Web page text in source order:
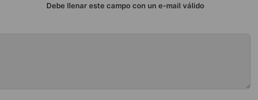
Debe llenar este campo con un e-mail válido